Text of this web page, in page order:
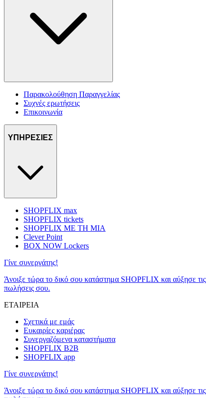
Παρακολούθηση Παραγγελίας
Συχνές ερωτήσεις
Επικοινωνία
ΥΠΗΡΕΣΙΕΣ
SHOPFLIX max
SHOPFLIX tickets
SHOPFLIX ΜΕ ΤΗ ΜΙΑ
Clever Point
BOX NOW Lockers
Γίνε συνεργάτης!
Άνοιξε τώρα το δικό σου κατάστημα SHOPFLIX και αύξησε τις
πωλήσεις σου.
ΕΤΑΙΡΕΙΑ
Σχετικά με εμάς
Ευκαιρίες καριέρας
Συνεργαζόμενα καταστήματα
SHOPFLIX B2B
SHOPFLIX app
Γίνε συνεργάτης!
Άνοιξε τώρα το δικό σου κατάστημα SHOPFLIX και αύξησε τις